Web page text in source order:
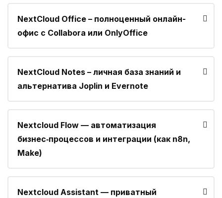
NextCloud Office – полноценный онлайн-
офис с Collabora или OnlyOffice
NextCloud Notes – личная база знаний и
альтернатива Joplin и Evernote
Nextcloud Flow — автоматизация
бизнес‑процессов и интеграции (как n8n,
Make)
Nextcloud Assistant — приватный